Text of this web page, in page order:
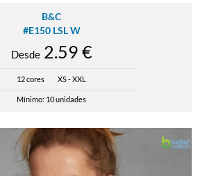
B&C
#E150 LSL W
Desde2.59 €
12 cores XS - XXL
Mínimo: 10 unidades